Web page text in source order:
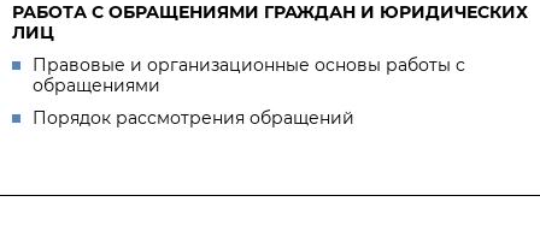
РАБОТА С ОБРАЩЕНИЯМИ ГРАЖДАН И ЮРИДИЧЕСКИХ
ЛИЦ
Правовые и организационные основы работы с
обращениями
Порядок рассмотрения обращений